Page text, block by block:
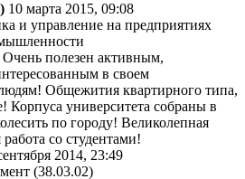
10 марта 2015, 09:08
и управление на предприятиях
полезен активным,
в своем
Общежития квартирного типа,
университета собраны в
по городу! Великолепная
со студентами!
2014, 23:49
(38.03.02)